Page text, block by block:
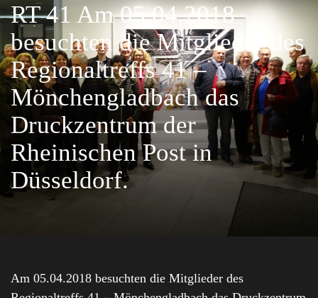
RT 41 Am 05.04.2018
besuchten die Mitglieder des
Regionaltreffs 41 –
Mönchengladbach das
Druckzentrum der
Rheinischen Post in
Düsseldorf.
Am 05.04.2018 besuchten die Mitglieder des